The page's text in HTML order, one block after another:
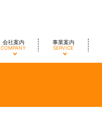
会社案内
COMPANY
事業案内
SERVICE